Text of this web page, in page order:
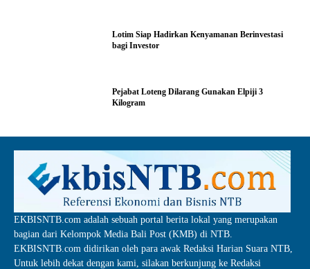
Lotim Siap Hadirkan Kenyamanan Berinvestasi
bagi Investor
Pejabat Loteng Dilarang Gunakan Elpiji 3
Kilogram
EKBISNTB.com adalah sebuah portal berita lokal yang merupakan
bagian dari Kelompok Media Bali Post (KMB) di NTB.
EKBISNTB.com didirikan oleh para awak Redaksi Harian Suara NTB,
Untuk lebih dekat dengan kami, silakan berkunjung ke Redaksi